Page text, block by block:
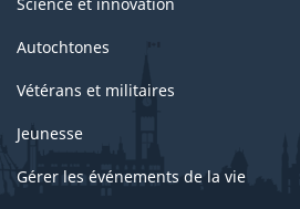
Autochtones
Vétérans et militaires
Jeunesse
Gérer les événements de la vie